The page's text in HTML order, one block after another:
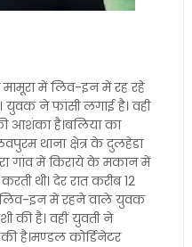
में लिव-इन में रह रहे
ने फांसी लगाई है। वही
आशंका है।बलिया का
थाना क्षेत्र के दुलहेडा
गांव में किराये के मकान में
थी। देर रात करीब 12
इन में रहने वाले युवक
की है। वहीं युवती ने
है।मण्डल कोर्डिनेटर